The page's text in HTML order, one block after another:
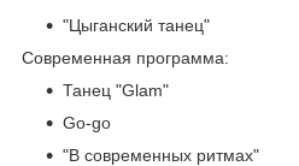
"Цыганский танец"
Современная программа:
Танец "Glam"
Go-go
"В современных ритмах"